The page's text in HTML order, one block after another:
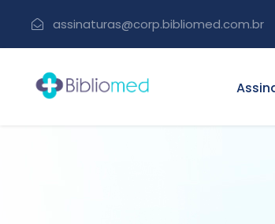
assinaturas@corp.bibliomed.com.br